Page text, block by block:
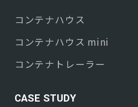
コンテナハウス
コンテナハウス mini
コンテナトレーラー
CASE STUDY